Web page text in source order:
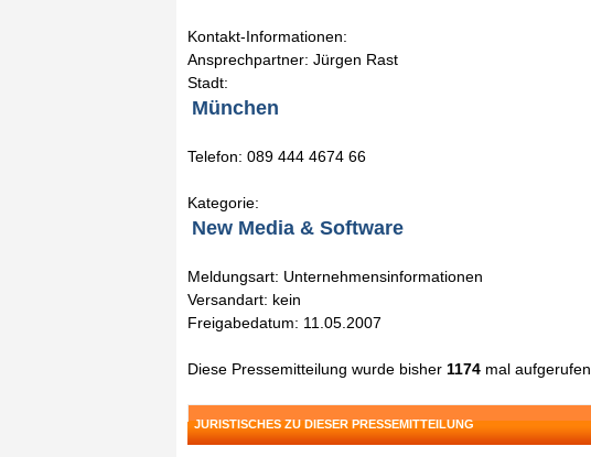
Kontakt-Informationen:
Ansprechpartner: Jürgen Rast
Stadt:
München
Telefon: 089 444 4674 66
Kategorie:
New Media & Software
Meldungsart: Unternehmensinformationen
Versandart: kein
Freigabedatum: 11.05.2007
Diese Pressemitteilung wurde bisher 1174 mal aufgerufen.
JURISTISCHES ZU DIESER PRESSEMITTEILUNG